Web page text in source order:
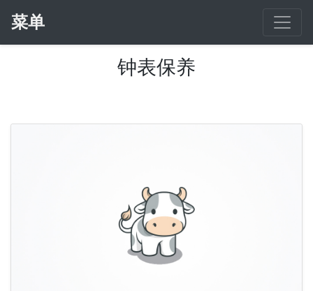
菜单
钟表保养